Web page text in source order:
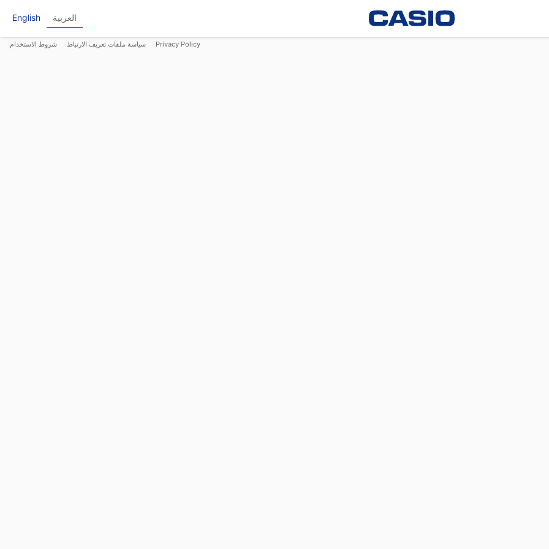
العربية English
Privacy Policy سياسة ملفات تعريف الارتباط شروط الاستخدام